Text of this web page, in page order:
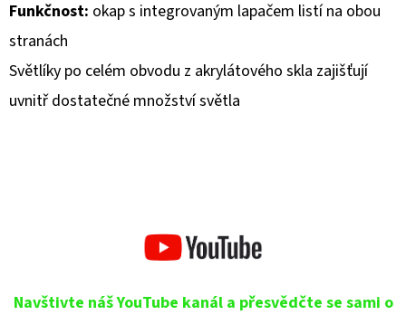
Funkčnost: okap s integrovaným lapačem listí na obou
stranách
Světlíky po celém obvodu z akrylátového skla zajišťují
uvnitř dostatečné množství světla
Navštivte náš YouTube kanál a přesvědčte se sami o
U
J
E
M
E